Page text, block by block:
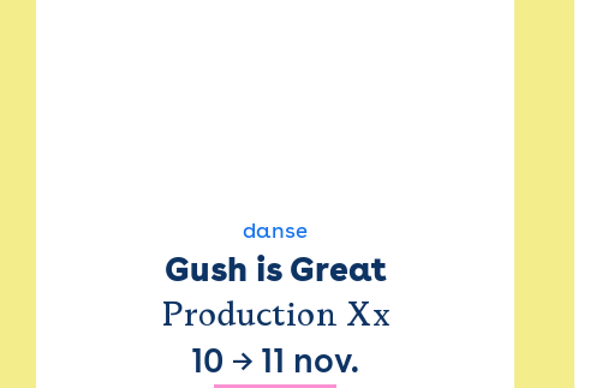
danse
Gush is Great
Production Xx
10 → 11 nov.